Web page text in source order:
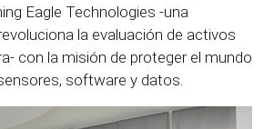
Eagle Technologies -una
la evaluación de activos
con la misión de proteger el mundo
software y datos.